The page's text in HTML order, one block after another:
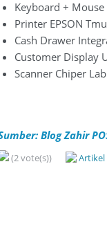
Keyboard +
Printer EPSON
Cash Drawer
Customer Display
Scanner Chiper
Blog Zahir
(2 vote(s))